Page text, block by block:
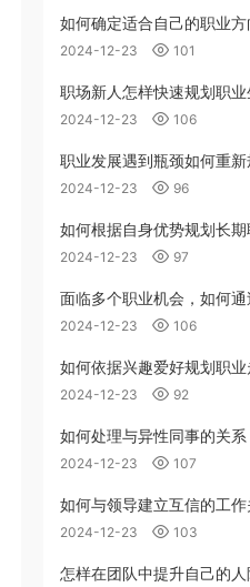
如何确定适合自己的职业方
2024-12-23 101
职场新人怎样快速规划职
2024-12-23 106
职业发展遇到瓶颈如何重
2024-12-23 96
如何根据自身优势规划长
2024-12-23 97
面临多个职业机会，如何
2024-12-23 106
如何依据兴趣爱好规划职业
2024-12-23 92
如何处理与异性同事的关系
2024-12-23 107
如何与领导建立互信的工作
2024-12-23 103
怎样在团队中提升自己的人